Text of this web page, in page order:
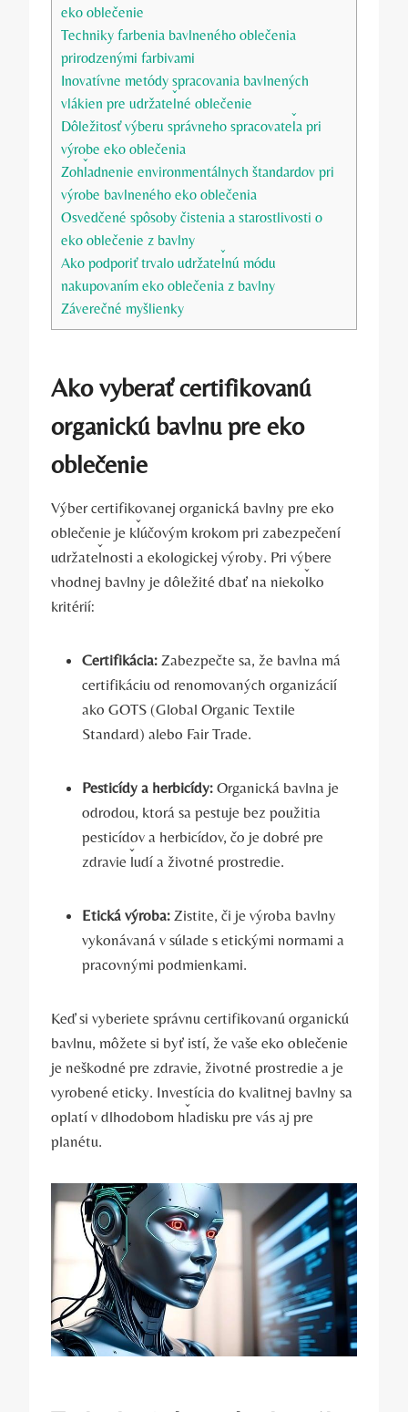
eko oblečenie
Techniky farbenia bavlneného oblečenia
prirodzenými farbivami
Inovatívne metódy spracovania bavlnených
vlákien pre udržateľné oblečenie
Dôležitosť výberu správneho spracovateľa pri
výrobe eko oblečenia
Zohľadnenie environmentálnych štandardov pri
výrobe bavlneného eko oblečenia
Osvedčené spôsoby čistenia a starostlivosti o
eko oblečenie z bavlny
Ako podporiť trvalo udržateľnú módu
nakupovaním eko oblečenia z bavlny
Záverečné myšlienky
Ako vyberať certifikovanú
organickú bavlnu pre eko
oblečenie
Výber certifikovanej organická bavlny pre eko
oblečenie je kľúčovým krokom pri zabezpečení
udržateľnosti a ekologickej výroby. Pri výbere
vhodnej bavlny je dôležité dbať na niekoľko
kritérií:
Certifikácia: Zabezpečte sa, že bavlna má
certifikáciu od renomovaných organizácií
ako GOTS (Global Organic Textile
Standard) alebo Fair Trade.
Pesticídy a herbicídy: Organická bavlna je
odrodou, ktorá sa pestuje bez použitia
pesticídov a herbicídov, čo je dobré pre
zdravie ľudí a životné prostredie.
Etická výroba: Zistite, či je výroba bavlny
vykonávaná v súlade s etickými normami a
pracovnými podmienkami.
Keď si vyberiete správnu certifikovanú organickú
bavlnu, môžete si byť istí, že vaše eko oblečenie
je neškodné pre zdravie, životné prostredie a je
vyrobené eticky. Investícia do kvalitnej bavlny sa
oplatí v dlhodobom hľadisku pre vás aj pre
planétu.